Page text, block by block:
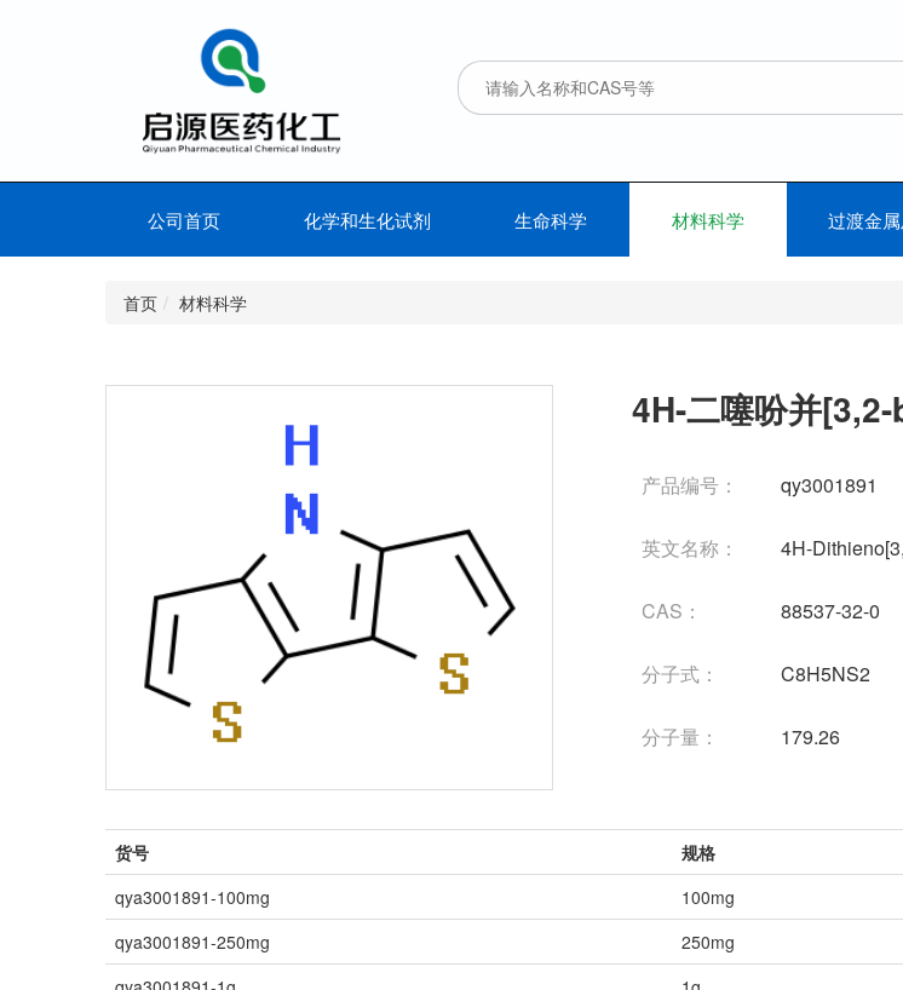
公司首页 化学和生化试剂 生命科学 材料科学 过渡金
首页 材料科学
4H-二噻吩并
产品编号： qy3001891
英文名称： 4H-
CAS： 88537-32-0
分子式： C8H5NS2
分子量： 179.26
货号 规格
qya3001891-100mg
100mg
qya3001891-250mg
250mg